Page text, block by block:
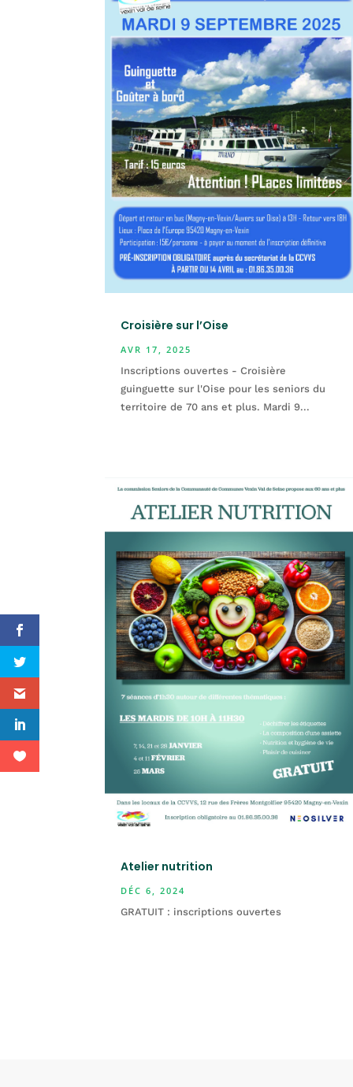
Croisière sur l’Oise
AVR 17, 2025
Inscriptions ouvertes - Croisière
guinguette sur l'Oise pour les seniors du
territoire de 70 ans et plus. Mardi 9...
Atelier nutrition
DÉC 6, 2024
GRATUIT : inscriptions ouvertes